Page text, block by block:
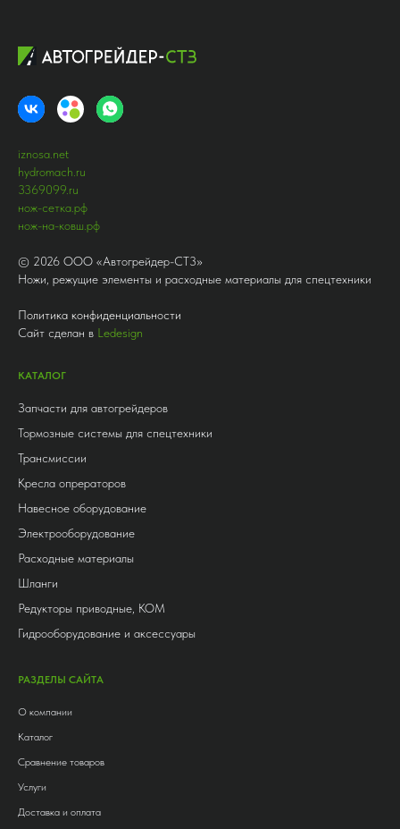
iznosa.net
hydromach.ru
3369099.ru
нож-сетка.рф
нож-на-ковш.рф
© 2026 ООО «Автогрейдер-СТ3»
Ножи, режущие элементы и расходные материалы для спецтехники
Политика конфиденциальности
Сайт сделан в Ledesign
КАТАЛОГ
Запчасти для автогрейдеров
Тормозные системы для спецтехники
Трансмиссии
Кресла опрераторов
Навесное оборудование
Электрооборудование
Расходные материалы
Шланги
Редукторы приводные, КОМ
Гидрооборудование и аксессуары
РАЗДЕЛЫ САЙТА
О компании
Каталог
Сравнение товаров
Услуги
Доставка и оплата